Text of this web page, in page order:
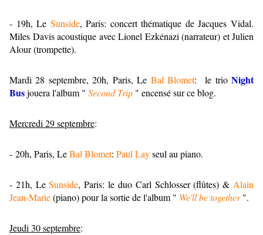
- 19h, Le Sunside, Paris: concert thématique de Jacques Vidal.
Miles Davis acoustique avec Lionel Ezkénazi (narrateur) et Julien
Alour (trompette).
Mardi 28 septembre, 20h, Paris, Le Bal Blomet: le trioNight
Busjouera l'album " Second Trip " encensé sur ce blog.
Mercredi 29 septembre:
- 20h, Paris, LeBal Blomet: Paul Layseul au piano.
- 21h, LeSunside, Paris: le duo Carl Schlosser (flûtes) & Alain
Jean-Marie(piano) pour la sortie de l'album " We'll be together".
Jeudi 30 septembre: